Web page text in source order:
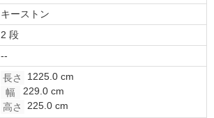
キーストン
2 段
--
長さ
1225.0 cm
幅
229.0 cm
高さ
225.0 cm